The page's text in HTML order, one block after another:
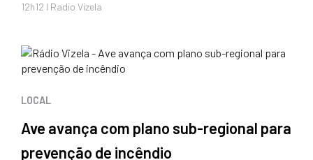
12h12 I Radio Vizela
LOCAL
Ave avança com plano sub-regional para
prevenção de incêndio